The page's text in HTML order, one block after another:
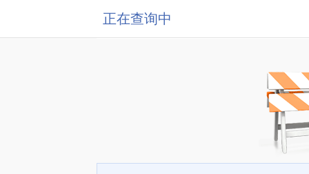
正在查询中